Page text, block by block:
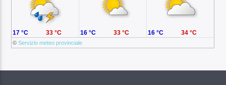
©Servizio meteo provinciale
17 °C 33 °C 16 °C 33 °C 16 °C 34 °C